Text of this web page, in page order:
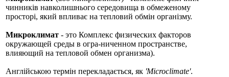
чинників навколишнього середовища в обмеженому
просторі, який впливає на тепловий обмін організму.
Микроклимат - это Комплекс физических факторов
окружающей среды в огра-ниченном пространстве,
влияющий на тепловой обмен организма).
Англійською термін перекладається, як 'Microclimate'.